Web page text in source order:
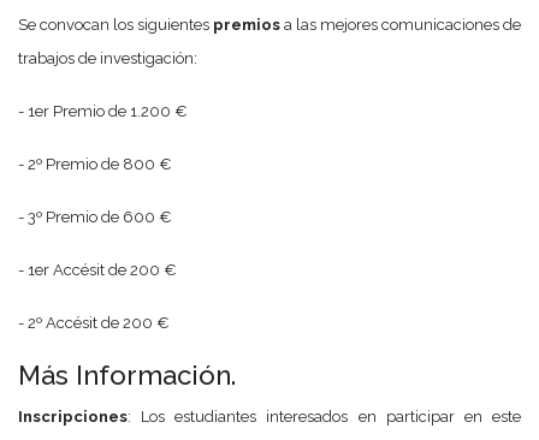
Se convocan los siguientes premios a las mejores comunicaciones de
trabajos de investigación:
- 1er Premio de 1.200 €
- 2º Premio de 800 €
- 3º Premio de 600 €
- 1er Accésit de 200 €
- 2º Accésit de 200 €
Más Información.
Inscripciones: Los estudiantes interesados en participar en este